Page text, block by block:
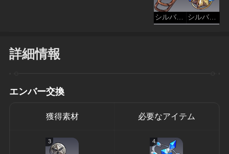
シルバーメインの記章 シルバーメインの勲章
詳細情報
エンバー交換
獲得素材 必要なアイテム
3 4